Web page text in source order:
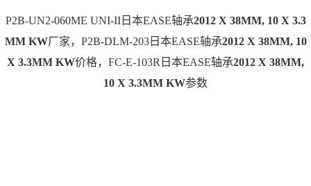
P2B-UN2-060ME UNI-II日本EASE轴承2012 X 38MM, 10 X 3.3
MM KW厂家，P2B-DLM-203日本EASE轴承2012 X 38MM, 10
X 3.3MM KW价格，FC-E-103R日本EASE轴承2012 X 38MM,
10 X 3.3MM KW参数